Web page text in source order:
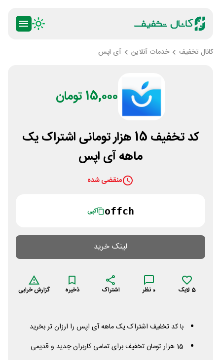
کانال تخفیف خدمات آنلاین آی اپس
15,000 تومان
کد تخفیف 15 هزار تومانی اشتراک یک
ماهه آی اپس
منقضی شده
offch کپی
لینک خرید
5 لایک 0 نظر اشتراک ذخیره گزارش خرابی
با کد تخفیف اشتراک یک ماهه آی اپس را ارزان تر بخرید
15 هزار تومان تخفیف برای تمامی کاربران جدید و قدیمی